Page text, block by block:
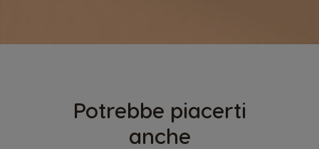
Potrebbe piacerti
anche